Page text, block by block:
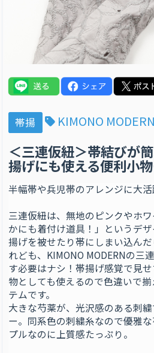
帯揚 KIMONO MODERN
＜三連仮紐＞帯結びが
揚げにも使える便利小
半幅帯や兵児帯のアレンジに大活
三連仮紐は、無地のピンクやホ
かにも着付け道具！」というデ
揚げを被せたり帯にしまい込ん
れども、KIMONO MODERNの三
す必要はナシ！帯揚げ感覚で見
物としても使えるので色違いで
テムです。
大きな芍薬が、光沢感のある刺
ー。同系色の刺繍糸なので優雅
プルなのに上質感たっぷり。